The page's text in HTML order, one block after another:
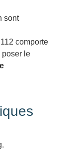
sont
comporte
poser le